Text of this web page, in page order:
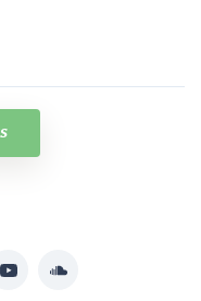
YouTubeSoundcloud